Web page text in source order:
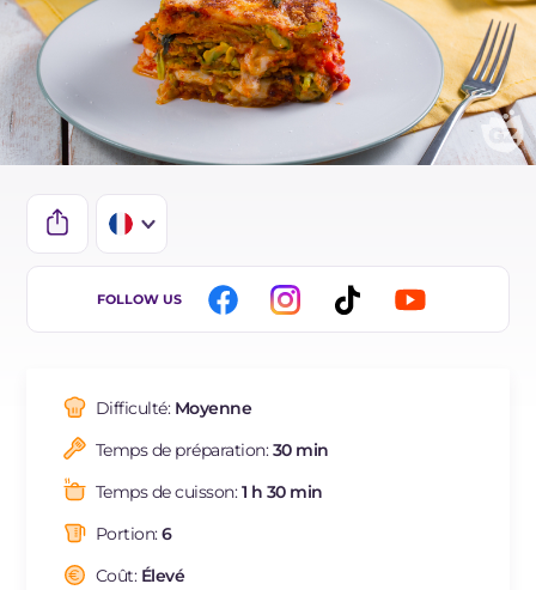
IT
ES
BR
NL
FOLLOW US
Difficulté: Moyenne
Temps de préparation:30 min
Temps de cuisson:1 h 30 min
Portion:6
Coût: Élevé